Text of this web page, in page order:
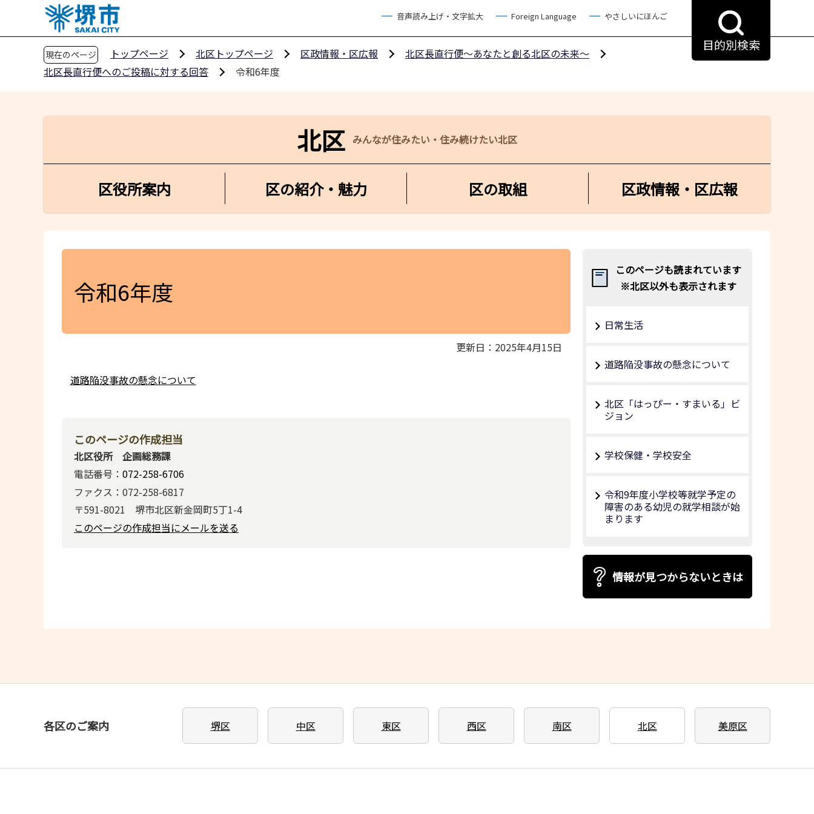
ペ
音声読み上げ・文字拡大 Foreign Language やさしいにほんご
目的別検索
現在のページ トップページ 北区トップページ 区政情報・区広報
北区長直行便～あなたと創る北区の未来～
北区長直行便へのご投稿に対する回答
令和6年度
北区 みんなが住みたい・住み続けたい北区
区役所案内 区の紹介・魅力 区の取組 区政情報・区広報
令和6年度
更新日：2025年4月15日
道路陥没事故の懸念について
このページの作成担当
北区役所 企画総務課
電話番号： 072-258-6706
ファクス：072-258-6817
〒591-8021 堺市北区新金岡町5丁1-4
このページの作成担当にメールを送る
このページも読まれています
※北区以外も表示されます
日常生活
道路陥没事故の懸念について
北区「はっぴー・すまいる」ビ
ジョン
学校保健・学校安全
令和9年度小学校等就学予定の
障害のある幼児の就学相談が始
まります
情報が見つからないときは
各区のご案内 堺区 中区 東区 西区 南区 北区 美原区